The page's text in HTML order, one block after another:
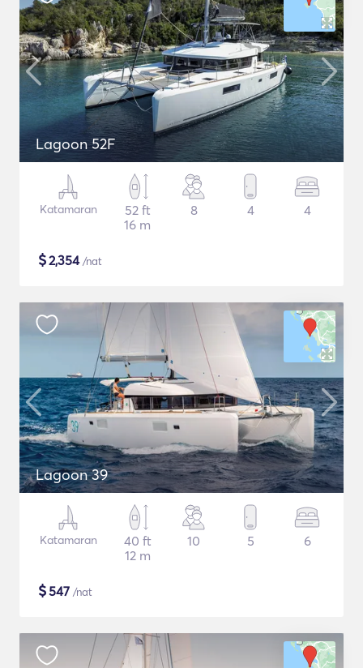
Lagoon 52F
Katamaran
52 ft
16 m
8 4 4
$2,354/nat
Lagoon 39
Katamaran
40 ft
12 m
10 5 6
$547 /nat